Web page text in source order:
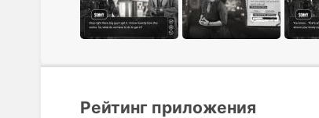
Рейтинг приложения